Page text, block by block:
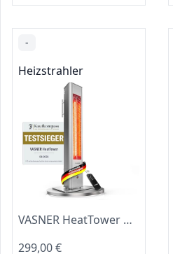
-
Heizstrahler
VASNER HeatTower Wärmestrahler – Infrarot Standheizstrahler 2500 Watt - Heizstrahler Terrasse elektrisch 4 Heizstufen - Elektro Heizstrahler Outdoor - Terrassenstrahler Infrarot inkl. Fernbedienung
299,00 €